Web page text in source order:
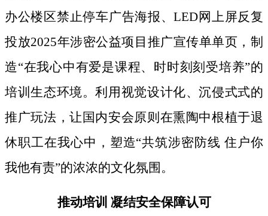
办公楼区禁止停车广告海报、LED网上屏反复
投放2025年涉密公益项目推广宣传单单页，制
造“在我心中有爱是课程、时时刻刻受培养”的
培训生态环境。利用视觉设计化、沉侵式式的
推广玩法，让国内安会原则在熏陶中根植于退
休职工在我心中，塑造“共筑涉密防线 住户你
我他有责”的浓浓的文化氛围。
推动培训 凝结安全保障认可